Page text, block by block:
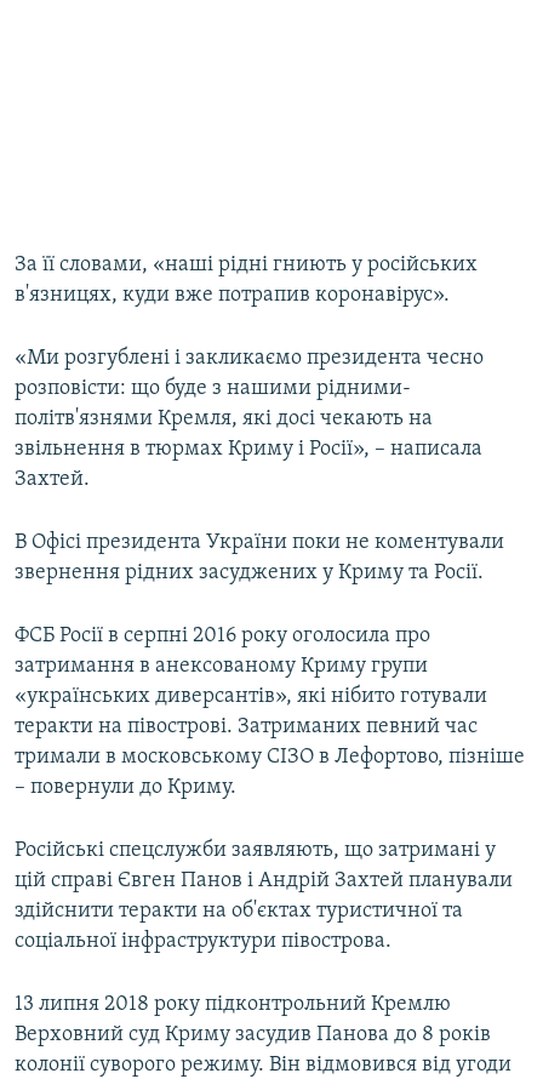
За її словами, «наші рідні гниють у російських
в'язницях, куди вже потрапив коронавірус».
«Ми розгублені і закликаємо президента чесно
розповісти: що буде з нашими рідними-
політв'язнями Кремля, які досі чекають на
звільнення в тюрмах Криму і Росії», – написала
Захтей.
В Офісі президента України поки не коментували
звернення рідних засуджених у Криму та Росії.
ФСБ Росії в серпні 2016 року оголосила про
затримання в анексованому Криму групи
«українських диверсантів», які нібито готували
теракти на півострові. Затриманих певний час
тримали в московському СІЗО в Лефортово, пізніше
– повернули до Криму.
Російські спецслужби заявляють, що затримані у
цій справі Євген Панов і Андрій Захтей планували
здійснити теракти на об'єктах туристичної та
соціальної інфраструктури півострова.
13 липня 2018 року підконтрольний Кремлю
Верховний суд Криму засудив Панова до 8 років
колонії суворого режиму. Він відмовився від угоди